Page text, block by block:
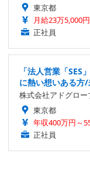
東京都
月給23万5,000
正社員
「法人営業「
に熱い想いある方
株式会社アドグロー
東京都
年収400万円～
正社員